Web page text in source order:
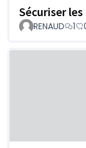
Sécuriser
RENAUD 1